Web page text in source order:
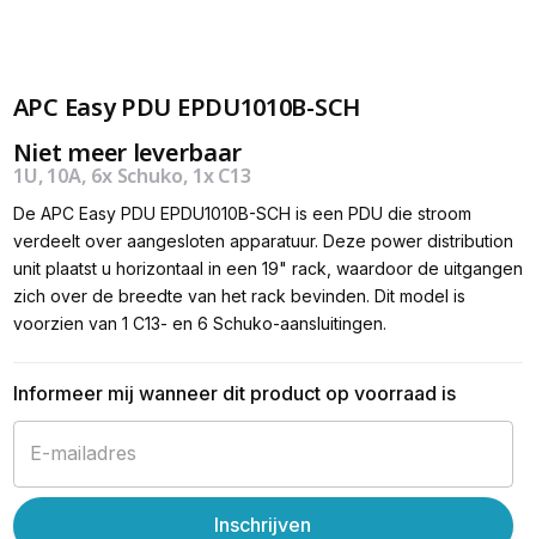
APC Easy PDU EPDU1010B-SCH
Niet meer leverbaar
1U, 10A, 6x Schuko, 1x C13
De APC Easy PDU EPDU1010B-SCH is een PDU die stroom
verdeelt over aangesloten apparatuur. Deze power distribution
unit plaatst u horizontaal in een 19" rack, waardoor de uitgangen
zich over de breedte van het rack bevinden. Dit model is
voorzien van 1 C13- en 6 Schuko-aansluitingen.
Informeer mij wanneer dit product op voorraad is
Inschrijven